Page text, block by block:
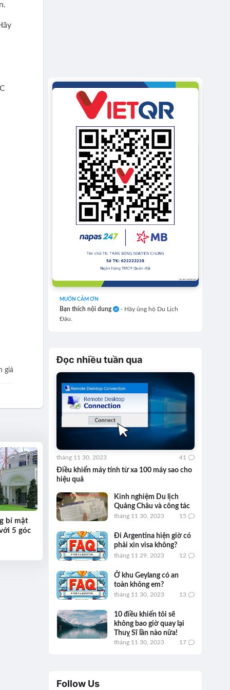
giá
bí mật
5 góc
MUỐN CẢM ƠN
Bạn thích nội dung
- Hãy ủng hộ Du Lịch
Đâu.
Đọc nhiều tuần qua
Điều khiển máy tính từ xa 100 máy sao cho
hiệu quả
tháng 11 30, 2023 41
Kinh nghiệm Du lịch
Quảng Châu và công tác
tháng 11 30, 2023 15
Đi Argentina hiện giờ có
phải xin visa không?
tháng 11 29, 2023 12
Ở khu Geylang có an
toàn không em?
tháng 11 30, 2023 13
10 điều khiến tôi sẽ
không bao giờ quay lại
Thuỵ Sĩ lần nào nữa!
tháng 11 30, 2023 17
Follow Us